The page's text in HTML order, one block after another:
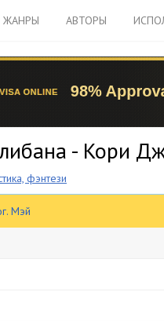
ЖАНРЫ АВТОРЫ
- Кори
фэнтези
Мэй